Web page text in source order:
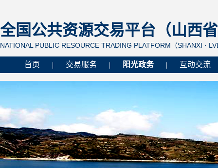
全国公共资源交易平台（山西
NATIONAL PUBLIC RESOURCE TRADING PLATFORM（SHANXI ·
首页 交易服务 阳光政务 互动交流